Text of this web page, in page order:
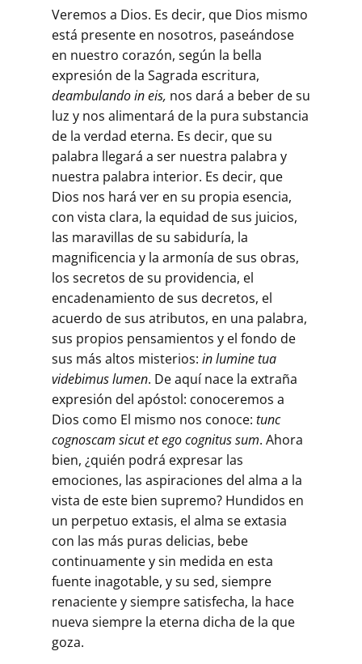
Veremos a Dios. Es decir, que Dios mismo
está presente en nosotros, paseándose
en nuestro corazón, según la bella
expresión de la Sagrada escritura,
deambulando in eis, nos dará a beber de su
luz y nos alimentará de la pura substancia
de la verdad eterna. Es decir, que su
palabra llegará a ser nuestra palabra y
nuestra palabra interior. Es decir, que
Dios nos hará ver en su propia esencia,
con vista clara, la equidad de sus juicios,
las maravillas de su sabiduría, la
magnificencia y la armonía de sus obras,
los secretos de su providencia, el
encadenamiento de sus decretos, el
acuerdo de sus atributos, en una palabra,
sus propios pensamientos y el fondo de
sus más altos misterios: in lumine tua
videbimus lumen. De aquí nace la extraña
expresión del apóstol: conoceremos a
Dios como El mismo nos conoce: tunc
cognoscam sicut et ego cognitus sum. Ahora
bien, ¿quién podrá expresar las
emociones, las aspiraciones del alma a la
vista de este bien supremo? Hundidos en
un perpetuo extasis, el alma se extasia
con las más puras delicias, bebe
continuamente y sin medida en esta
fuente inagotable, y su sed, siempre
renaciente y siempre satisfecha, la hace
nueva siempre la eterna dicha de la que
goza.